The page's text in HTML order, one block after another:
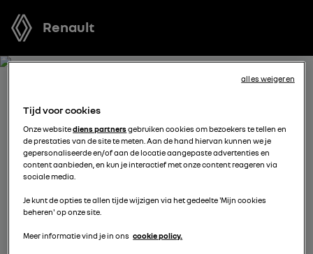
Renault
ONTVANG GRATIS JOUW
OFFERTE VOOR CAPTUR
We staan tot je beschikking om je de meest voordelige
offerte voor te stellen, met financieringsmogelijkheden
aangepast aan jouw situatie en met nuttig advies voor
Tijd voor cookies
Onze websitediens partnersgebruiken cookies om bezoekers te tellen en
de prestaties van de site te meten. Aan de hand hiervan kunnen we je
gepersonaliseerde en/of aan de locatie aangepaste advertenties en
content aanbieden, en kun je interactief met onze content reageren via
sociale media.
Je kunt de opties te allen tijde wijzigen via het gedeelte 'Mijn cookies
beheren' op onze site.
Meer informatie vind je in ons cookie policy.
alles weigeren